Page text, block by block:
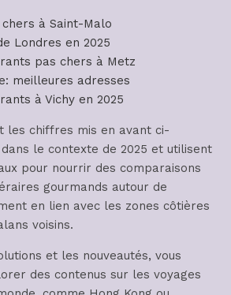
à Saint-Malo
Londres en 2025
pas chers à Metz
meilleures adresses
à Vichy en 2025
les chiffres mis en avant ci-
dans le contexte de 2025 et utilisent
pour nourrir des comparaisons
gourmands autour de
en lien avec les zones côtières
voisins.
et les nouveautés, vous
des contenus sur les voyages